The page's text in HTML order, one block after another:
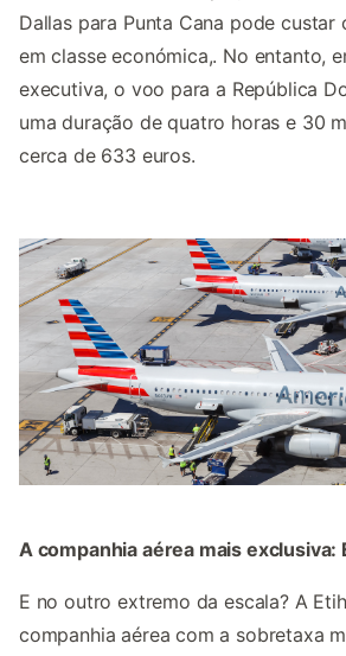
Dallas para Punta Cana pode custar
em classe económica,. No entanto,
executiva, o voo para a República
uma duração de quatro horas e 30
cerca de 633 euros.
A companhia aérea mais exclusiva:
E no outro extremo da escala? A
companhia aérea com a sobretaxa